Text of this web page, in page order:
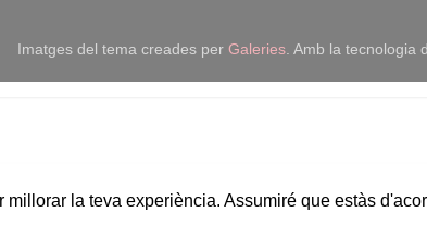
la teva experiència. Assumiré que estàs
Imatges del tema creades per Galeries. Amb la tecnologia